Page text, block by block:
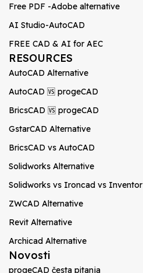
Free PDF -Adobe alternative
AI Studio-AutoCAD
FREE CAD & AI for AEC
RESOURCES
AutoCAD Alternative
AutoCAD 🆚 progeCAD
BricsCAD 🆚 progeCAD
GstarCAD Alternative
BricsCAD vs AutoCAD
Solidworks Alternative
Solidworks vs Ironcad vs Inventor
ZWCAD Alternative
Revit Alternative
Archicad Alternative
Novosti
progeCAD česta pitanja